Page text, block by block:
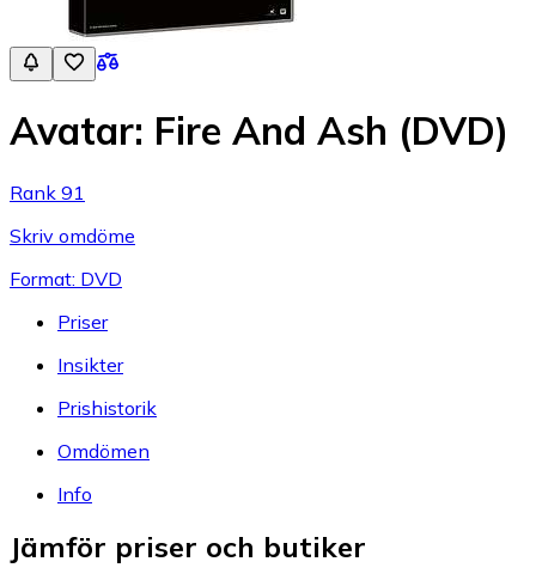
Avatar: Fire And Ash (DVD)
Rank 91
Skriv omdöme
Format: DVD
Priser
Insikter
Prishistorik
Omdömen
Info
Jämför priser och butiker